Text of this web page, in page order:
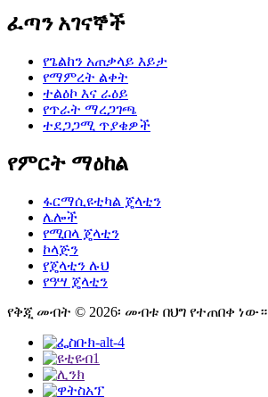
ፈጣን አገናኞች
የጌልከን አጠቃላይ እይታ
የማምረት ልቀት
ተልዕኮ እና ራዕይ
የጥራት ማረጋገጫ
ተደጋጋሚ ጥያቄዎች
የምርት ማዕከል
ፋርማሲዩቲካል ጄላቲን
ሌሎች
የሚበላ ጄላቲን
ኮላጅን
የጄላቲን ሉህ
የዓሣ ጄላቲን
የቅጂ መብት © 2026፡ መብቱ በህግ የተጠበቀ ነው።